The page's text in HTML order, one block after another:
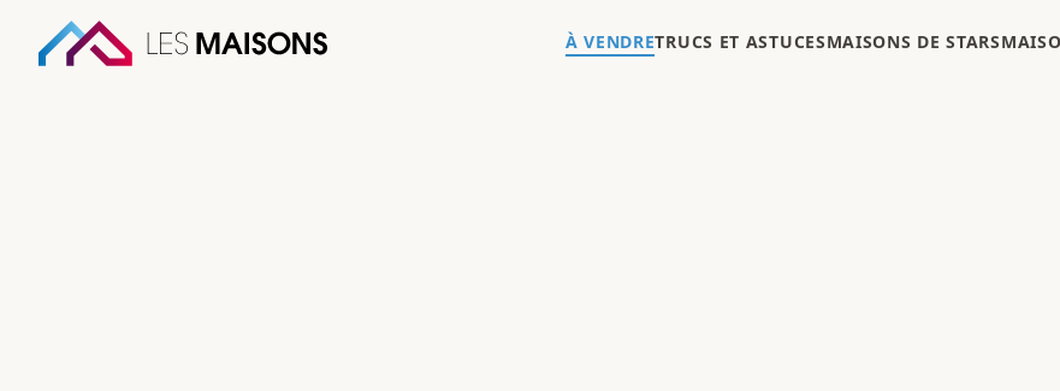
À VENDRETRUCS ET ASTUCESMAISONS DE STARS